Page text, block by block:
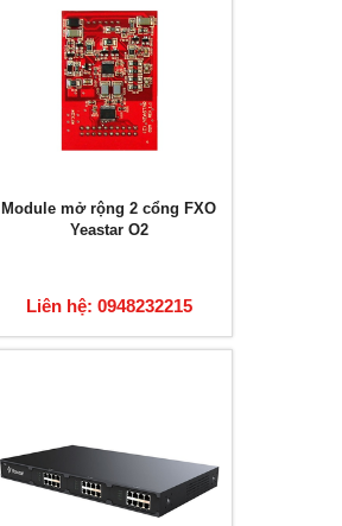
Module mở rộng 2 cổng FXO
Yeastar O2
Liên hệ: 0948232215